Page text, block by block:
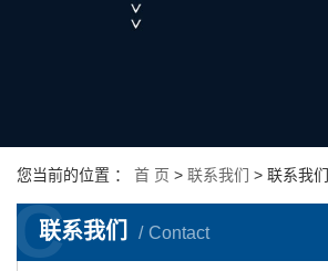
您当前的位置 ： 首 页 > 联系我们 > 联系我们
联系我们 Contact
C